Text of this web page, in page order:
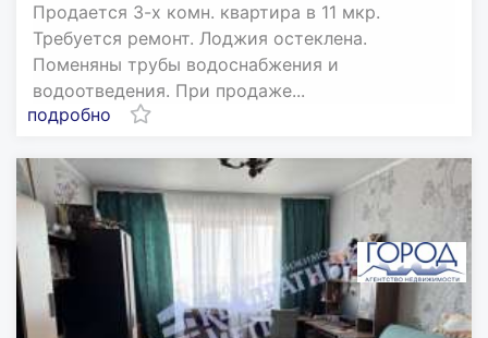
Продается 3-х комн. квартира в 11 мкр.
Требуется ремонт. Лоджия остеклена.
Поменяны трубы водоснабжения и
водоотведения. При продаже...
подробно